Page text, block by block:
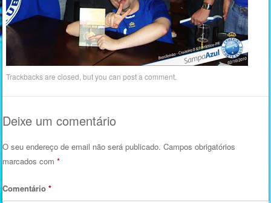
Trackbacks are closed, but you canpost a comment
Deixe um comentário
O seu endereço de email não será publicado. Campos obrigatórios
marcados com*
Comentário*